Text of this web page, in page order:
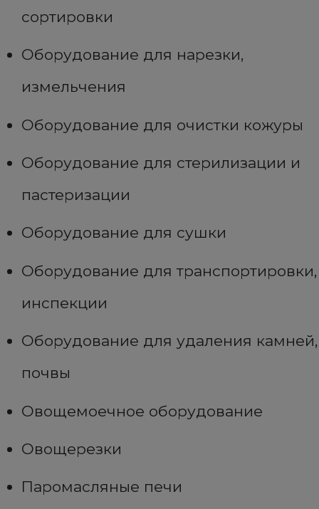
сортировки
Оборудование для нарезки,
измельчения
Оборудование для очистки кожуры
Оборудование для стерилизации и
пастеризации
Оборудование для сушки
Оборудование для транспортировки,
инспекции
Оборудование для удаления камней,
почвы
Овощемоечное оборудование
Овощерезки
Паромасляные печи